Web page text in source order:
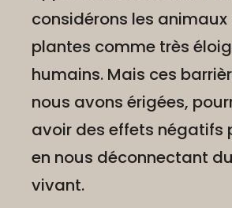
considérons les animaux
plantes comme très
humains. Mais ces
nous avons érigées,
avoir des effets négatifs
en nous déconnectant
vivant.